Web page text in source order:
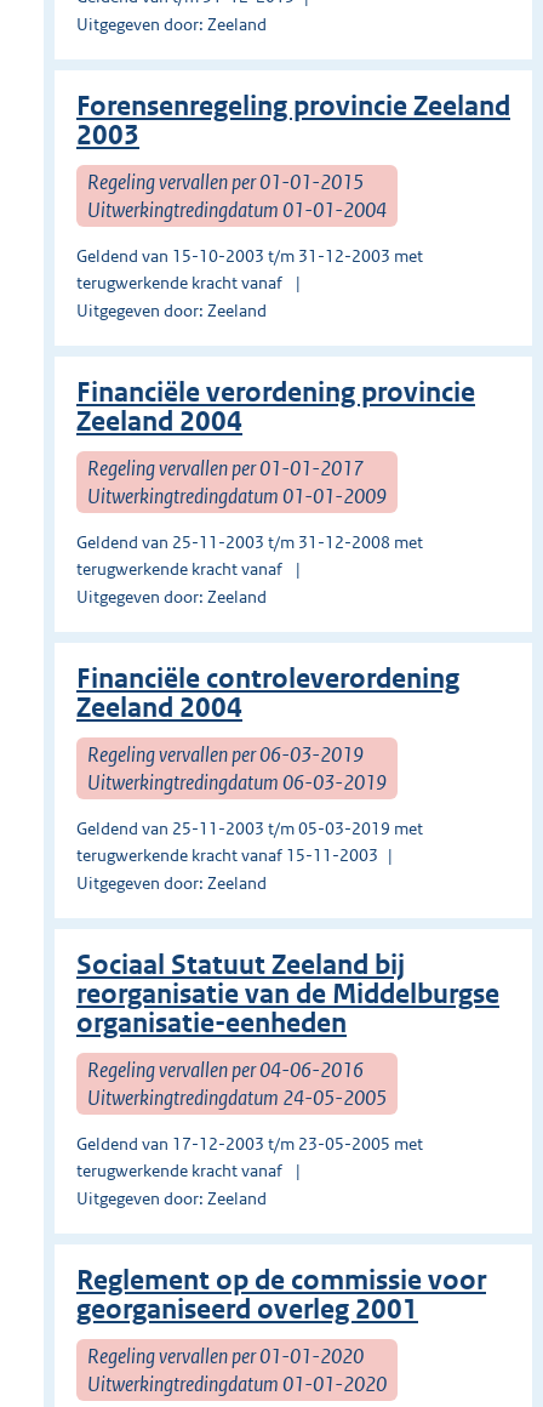
Uitgegeven door: Zeeland
Forensenregeling provincie Zeeland
2003
Regeling vervallen per 01-01-2015
Uitwerkingtredingdatum 01-01-2004
Geldend van 15-10-2003 t/m 31-12-2003 met
terugwerkende kracht vanaf
Uitgegeven door: Zeeland
Financiële verordening provincie
Zeeland 2004
Regeling vervallen per 01-01-2017
Uitwerkingtredingdatum 01-01-2009
Geldend van 25-11-2003 t/m 31-12-2008 met
terugwerkende kracht vanaf
Uitgegeven door: Zeeland
Financiële controleverordening
Zeeland 2004
Regeling vervallen per 06-03-2019
Uitwerkingtredingdatum 06-03-2019
Geldend van 25-11-2003 t/m 05-03-2019 met
terugwerkende kracht vanaf 15-11-2003
Uitgegeven door: Zeeland
Sociaal Statuut Zeeland bij
reorganisatie van de Middelburgse
organisatie-eenheden
Regeling vervallen per 04-06-2016
Uitwerkingtredingdatum 24-05-2005
Geldend van 17-12-2003 t/m 23-05-2005 met
terugwerkende kracht vanaf
Uitgegeven door: Zeeland
Reglement op de commissie voor
georganiseerd overleg 2001
Regeling vervallen per 01-01-2020
Uitwerkingtredingdatum 01-01-2020